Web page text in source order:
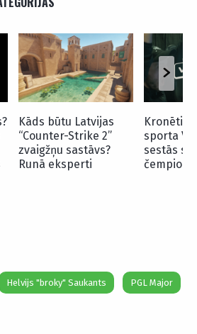
Kāds būtu Latvijas
“Counter-Strike 2”
zvaigžņu sastāvs?
Runā eksperti
Kronēti
sporta
sestās
čempioni
Helvijs "broky" Saukants PGL Major